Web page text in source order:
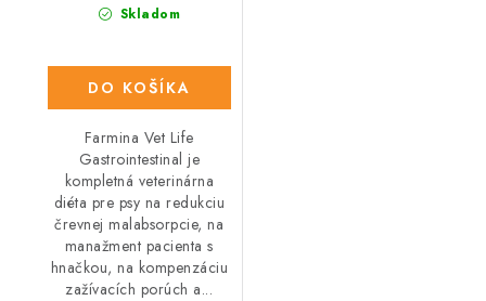
Skladom
DO KOŠÍKA
Farmina Vet Life
Gastrointestinal je
kompletná veterinárna
diéta pre psy na redukciu
črevnej malabsorpcie, na
manažment pacienta s
hnačkou, na kompenzáciu
zažívacích porúch a...